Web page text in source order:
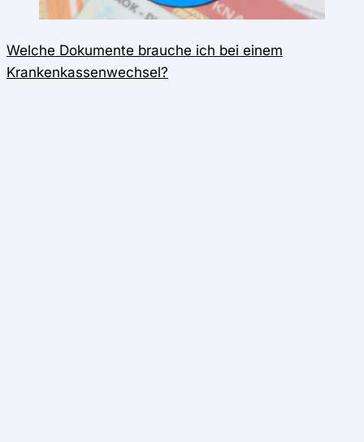
Welche Dokumente brauche ich bei einem
Krankenkassenwechsel?